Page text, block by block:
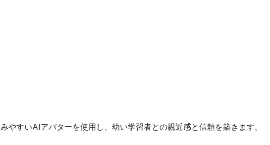
やすいAIアバターを使用し、幼い学習者との親近感と信頼を築きます。